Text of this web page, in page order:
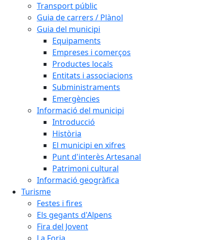
Transport públic
Guia de carrers / Plànol
Guia del municipi
Equipaments
Empreses i comerços
Productes locals
Entitats i associacions
Subministraments
Emergències
Informació del municipi
Introducció
Història
El municipi en xifres
Punt d'interès Artesanal
Patrimoni cultural
Informació geogràfica
Turisme
Festes i fires
Els gegants d'Alpens
Fira del Jovent